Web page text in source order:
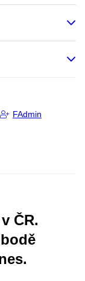
FAdmin
ČR.